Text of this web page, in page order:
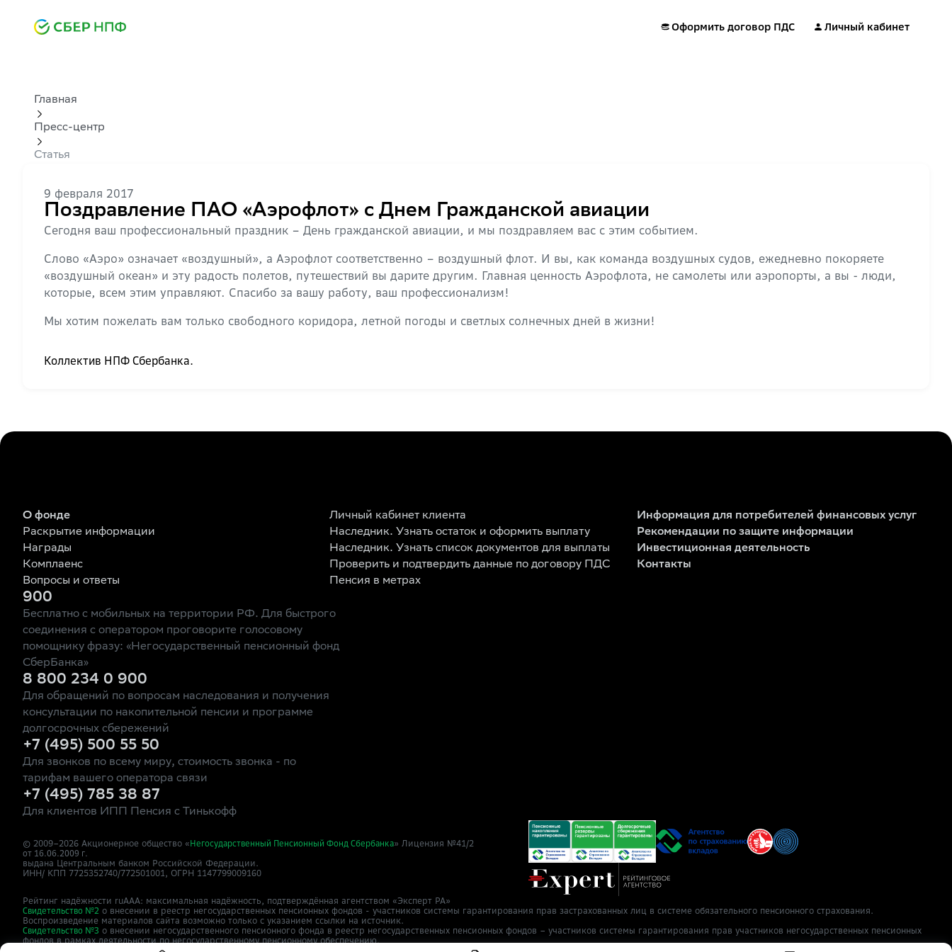
Оформить договор ПДС Личный кабинет
Главная
Пресс-центр
Статья
9 февраля 2017
Поздравление ПАО «Аэрофлот» с Днем Гражданской авиации
Сегодня ваш профессиональный праздник – День гражданской авиации, и мы поздравляем вас с этим событием.
Слово «Аэро» означает «воздушный», а Аэрофлот соответственно – воздушный флот. И вы, как команда воздушных судов, ежедневно покоряете
«воздушный океан» и эту радость полетов, путешествий вы дарите другим. Главная ценность Аэрофлота, не самолеты или аэропорты, а вы - люди,
которые, всем этим управляют. Спасибо за вашу работу, ваш профессионализм!
Мы хотим пожелать вам только свободного коридора, летной погоды и светлых солнечных дней в жизни!
Коллектив НПФ Сбербанка.
О фонде
Раскрытие информации
Награды
Комплаенс
Вопросы и ответы
Личный кабинет клиента
Наследник. Узнать остаток и оформить выплату
Наследник. Узнать список документов для выплаты
Проверить и подтвердить данные по договору ПДС
Пенсия в метрах
Информация для потребителей финансовых услуг
Рекомендации по защите информации
Инвестиционная деятельность
Контакты
900
Бесплатно с мобильных на территории РФ. Для быстрого
соединения с оператором проговорите голосовому
помощнику фразу: «Негосударственный пенсионный фонд
СберБанка»
8 800 234 0 900
Для обращений по вопросам наследования и получения
консультации по накопительной пенсии и программе
долгосрочных сбережений
+7 (495) 500 55 50
Для звонков по всему миру, стоимость звонка - по
тарифам вашего оператора связи
+7 (495) 785 38 87
Для клиентов ИПП Пенсия с Тинькофф
© 2009–2026 Акционерное общество «Негосударственный Пенсионный Фонд Сбербанка» Лицензия №41/2
от 16.06.2009 г.
выдана Центральным банком Российской Федерации.
ИНН/ КПП 7725352740/772501001, ОГРН 1147799009160
Рейтинг надёжности ruAAA: максимальная надёжность, подтверждённая агентством «Эксперт РА»
Свидетельство №2 о внесении в реестр негосударственных пенсионных фондов - участников системы гарантирования прав застрахованных лиц в системе обязательного пенсионного страхования.
Воспроизведение материалов сайта возможно только с указанием ссылки на источник.
Свидетельство №3 о внесении негосударственного пенсионного фонда в реестр негосударственных пенсионных фондов – участников системы гарантирования прав участников негосударственных пенсионных
фондов в рамках деятельности по негосударственному пенсионному обеспечению.